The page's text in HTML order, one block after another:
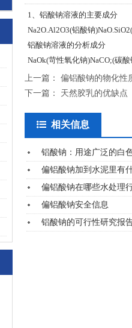
1、铝酸钠溶液的主要成分
Na2O.Al2O3(铝酸钠
铝酸钠溶液的分析成分
NaOk(苛性氧化钠)NaCO;(碳
上一篇： 偏铝酸钠的物化性
下一篇： 天然胶乳的优缺点
相关信息
铝酸钠：用途广泛的白
偏铝酸钠加到水泥里有
偏铝酸钠在哪些水处理
偏铝酸钠安全信息
铝酸钠的可行性研究报